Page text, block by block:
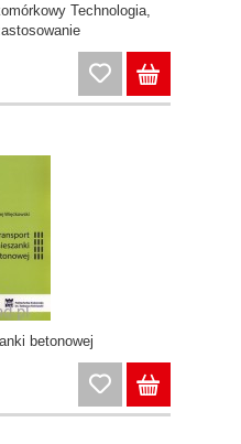
Technologia,
betonowej